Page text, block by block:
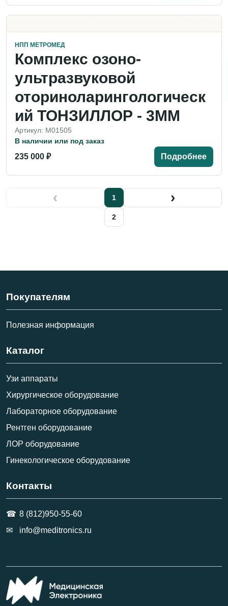
НПП МЕТРОМЕД
Комплекс озоно-
ультразвуковой
оториноларингологическ
ий ТОНЗИЛЛОР - 3ММ
Артикул: M01505
В наличии или под заказ
235 000 ₽ Подробнее
‹ 1
2
›
Покупателям
Полезная информация
Каталог
Узи аппараты
Хирургическое оборудование
Лабораторное оборудование
Рентген оборудование
ЛОР оборудование
Гинекологическое оборудование
Контакты
8 (812)950-55-60
info@meditronics.ru